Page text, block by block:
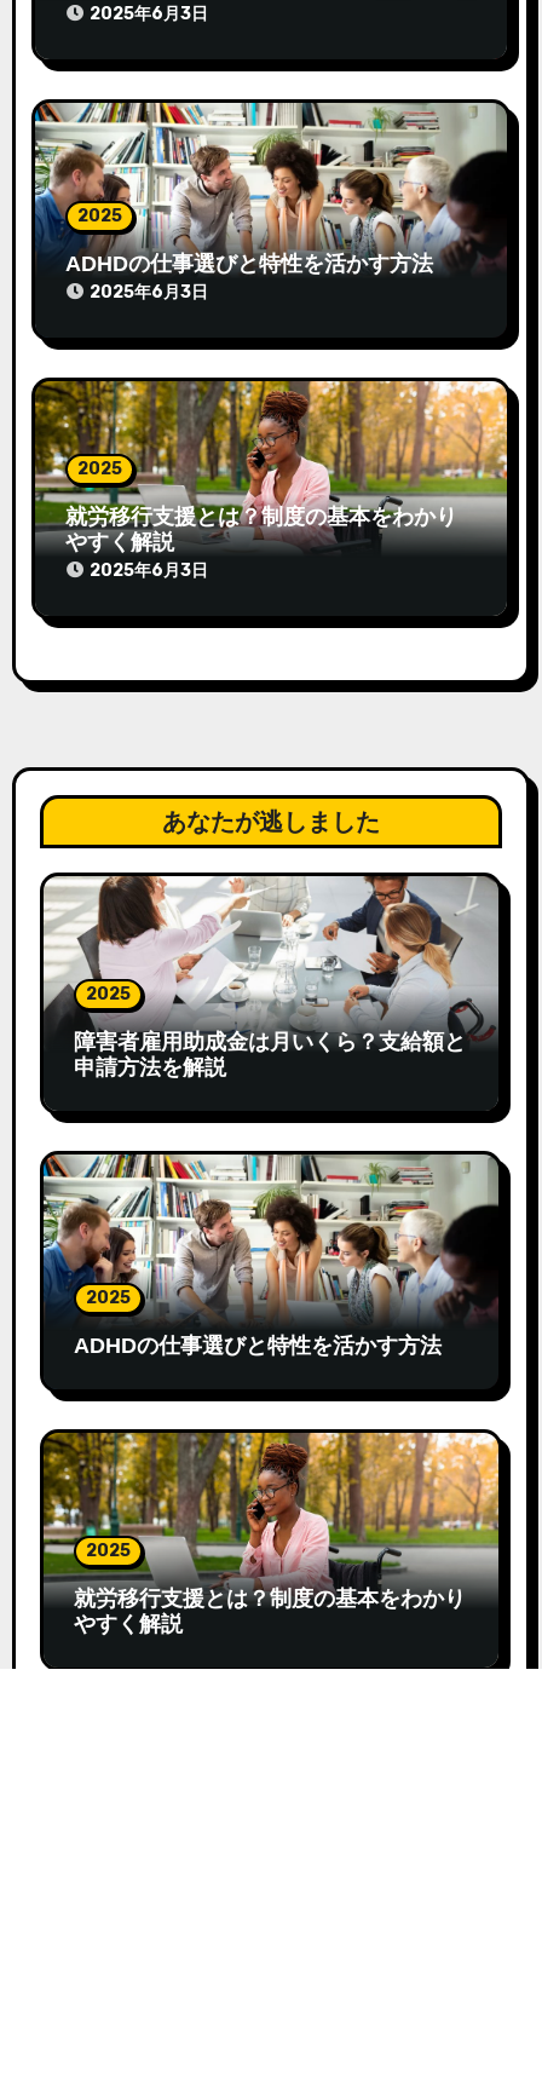
2025年6月3日
2025
ADHDの仕事選びと特性を活かす方法
2025年6月3日
2025
就労移行支援とは？制度の基本をわかり
やすく解説
2025年6月3日
あなたが逃しました
2025
障害者雇用助成金は月いくら？支給額と
申請方法を解説
2025
ADHDの仕事選びと特性を活かす方法
2025
就労移行支援とは？制度の基本をわかり
やすく解説